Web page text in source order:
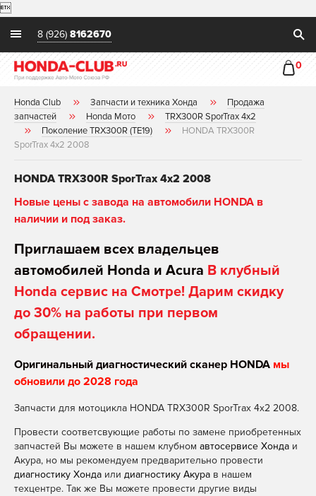

8 (926) 8162670
0
Honda Club Запчасти и техника Хонда
Продажа
запчастей
Honda Мото
TRX300R SporTrax 4x2
Поколение TRX300R (TE19)
HONDA TRX300R
SporTrax 4x2 2008
HONDA TRX300R SporTrax 4x2 2008
Новые цены с завода на автомобили HONDA в
наличии и под заказ.
Приглашаем всех владельцев
автомобилей Honda и Acura В клубный
Honda сервис на Смотре! Дарим скидку
до 30% на работы при первом
обращении.
Оригинальный диагностический сканер HONDA мы
обновили до 2028 года
Запчасти для мотоцикла HONDA TRX300R SporTrax 4x2 2008.
Провести соответсвующие работы по замене приобретенных
запчастей Вы можете в нашем клубном автосервисе Хонда и
Акура, но мы рекомендуем предварительно провести
диагностику Хонда или диагностику Акура в нашем
техцентре. Так же Вы можете провести другие виды